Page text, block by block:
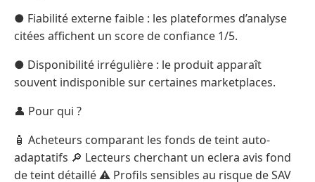
● Fiabilité externe faible : les plateformes d’analyse
citées affichent un score de confiance 1/5.
● Disponibilité irrégulière : le produit apparaît
souvent indisponible sur certaines marketplaces.
👤 Pour qui ?
🧴 Acheteurs comparant les fonds de teint auto-
adaptatifs 🔎 Lecteurs cherchant un eclera avis fond
de teint détaillé ⚠️ Profils sensibles au risque de SAV